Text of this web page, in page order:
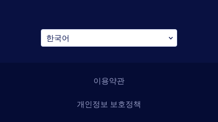
이용약관
개인정보 보호정책